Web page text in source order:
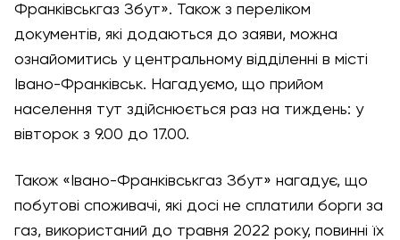
Франківськгаз Збут». Також з переліком
документів, які додаються до заяви, можна
ознайомитись у центральному відділенні в місті
Івано-Франківськ. Нагадуємо, що прийом
населення тут здійснюється раз на тиждень: у
вівторок з 9.00 до 17.00.
Також «Івано-Франківськгаз Збут» нагадує, що
побутові споживачі, які досі не сплатили борги за
газ, використаний до травня 2022 року, повинні їх